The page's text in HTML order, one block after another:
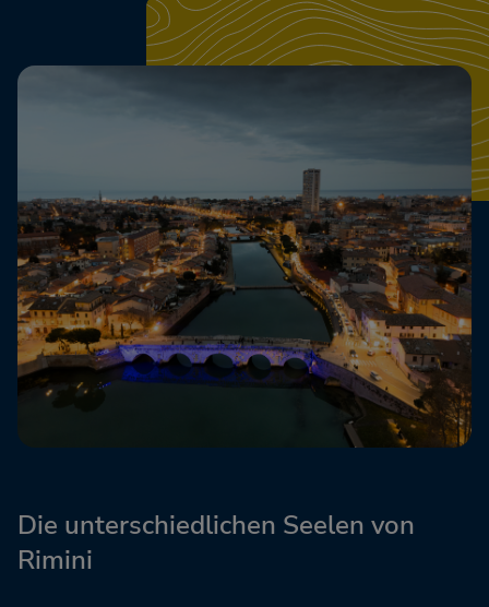
Die unterschiedlichen Seelen von
Rimini